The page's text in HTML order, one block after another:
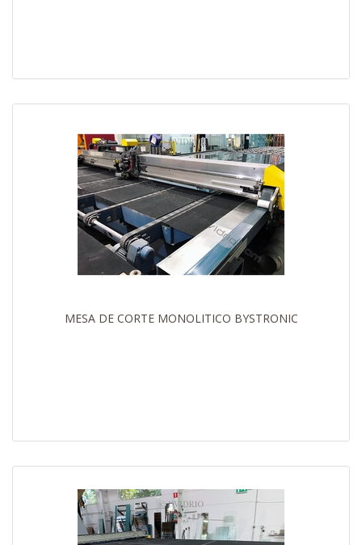
MESA DE CORTE MONOLITICO BYSTRONIC